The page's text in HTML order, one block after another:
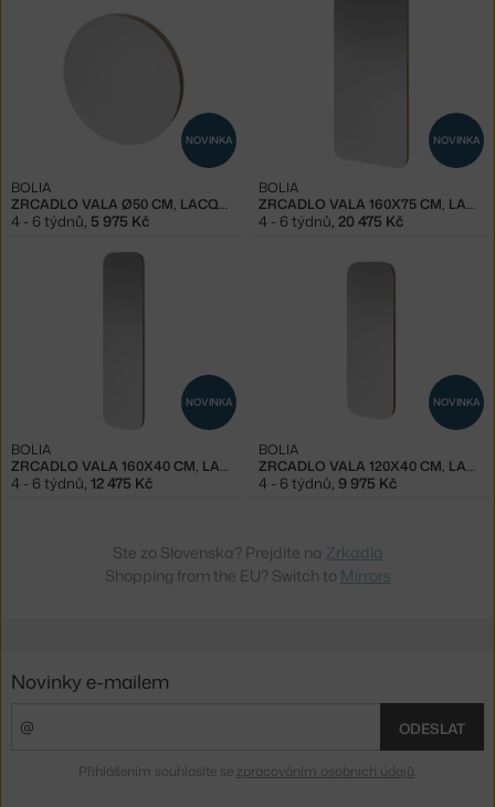
NOVINKA
ZRCADLO VALA Ø50 CM, LACQUERED OAK
BOLIA
4 - 6 týdnů, 5 975 Kč
NOVINKA
ZRCADLO VALA 160X75 CM, LACQUERED OAK
BOLIA
4 - 6 týdnů, 20 475 Kč
NOVINKA
ZRCADLO VALA 160X40 CM, LACQUERED OAK
BOLIA
4 - 6 týdnů 12 475 Kč
NOVINKA
ZRCADLO VALA 120X40 CM, LACQUERED OAK
BOLIA
4 - 6 týdnů 9 975 Kč
Ste zo Slovenska? Prejdite na Zrkadlá
Shopping from the EU? Switch to Mirrors
Novinky e-mailem
ODESLAT
Přihlášením souhlasíte se zpracováním osobních údajů